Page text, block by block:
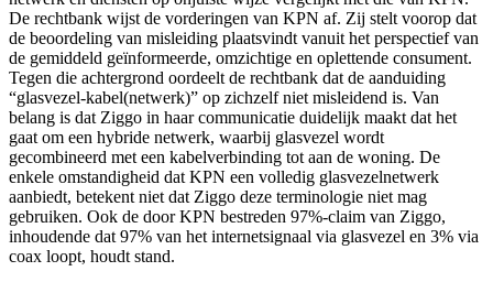
De rechtbank wijst de vorderingen van KPN af. Zij stelt voorop dat
de beoordeling van misleiding plaatsvindt vanuit het perspectief van
de gemiddeld geïnformeerde, omzichtige en oplettende consument.
Tegen die achtergrond oordeelt de rechtbank dat de aanduiding
“glasvezel‑kabel(netwerk)” op zichzelf niet misleidend is. Van
belang is dat Ziggo in haar communicatie duidelijk maakt dat het
gaat om een hybride netwerk, waarbij glasvezel wordt
gecombineerd met een kabelverbinding tot aan de woning. De
enkele omstandigheid dat KPN een volledig glasvezelnetwerk
aanbiedt, betekent niet dat Ziggo deze terminologie niet mag
gebruiken. Ook de door KPN bestreden 97%-claim van Ziggo,
inhoudende dat 97% van het internetsignaal via glasvezel en 3% via
coax loopt, houdt stand.